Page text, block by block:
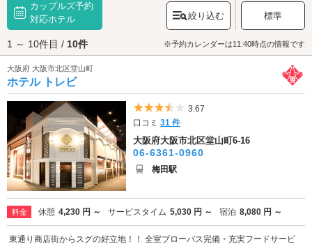
ては東京の新宿二丁目に次ぐ、
一を誇る規模。女性のみ男性のみの
グループや、カップルで訪れても楽しいLGBTバーがたくさんありますよ。
近隣の東通り商店街にはリーズナブルにグルメを堪能できる飲食店もいっ
ぱいあります。ご当地グルメでお腹を満たした後は、ちょっとディープな
街、堂山のバーでいつもとは一味違うデートを楽しんでみてはいかがでし
ょうか？お酒が入り、ラブラブなムードが盛り上がったら、いざラブホテ
ルへ。このエリアのラブホテルは「パークアベニュー堂山」をさらに東に
進んだエリアに点在しています。デートスポットとして人気の高い歓楽街
にあるホテルなので、事前に予約をしておくことをおすすめします。「ど
こも満室で入れない」なんていう事態を回避できるでしょう。予約にはカ
ップルズ予約が便利です。さっそくホテルの情報をチェックしてみてはい
かがでしょうか。
カップルズ予約
対応ホテル
絞り込む 標準
1 ～ 10件目 / 10件 ※予約カレンダーは11:40時点の情報です
大阪府 大阪市北区堂山町
ホテル トレビ
5つ星のうち3.5
3.67
口コミ31 件
大阪府大阪市北区堂山町6-16
06-6361-0960
梅田駅
料金 休憩 4,230 円 ～ サービスタイム 5,030 円 ～ 宿泊 8,080 円 ～
東通り商店街からスグの好立地！！ 全室ブローバス完備・充実フードサービ